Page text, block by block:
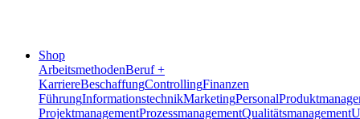
Shop
ArbeitsmethodenBeruf +
KarriereBeschaffungControllingFinanzen
FührungInformationstechnikMarketingPersonal
ProjektmanagementProzessmanagementQualitätsmanagement